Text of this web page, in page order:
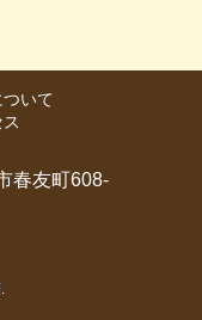
いて
春友町608-